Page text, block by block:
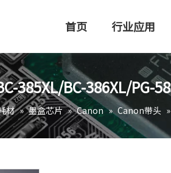
首页 行业应用
385XL/BC-386XL/PG-
材 » 墨盒芯片 » Canon » Canon带头 »